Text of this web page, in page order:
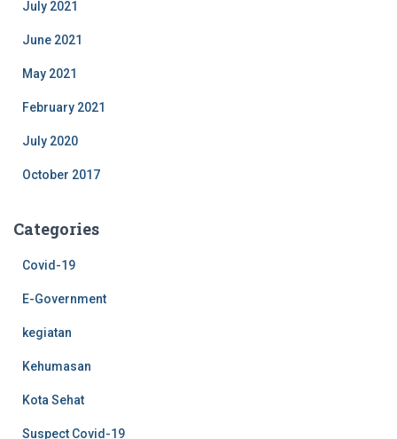
July 2021
June 2021
May 2021
February 2021
July 2020
October 2017
Categories
Covid-19
E-Government
kegiatan
Kehumasan
Kota Sehat
Suspect Covid-19